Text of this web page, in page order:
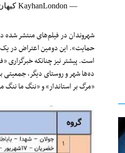
— KayhanLondon کیهان لندن (@KayhanLondon)
شهروندان در فیلم‌های منتشر
حمایت». این دومین اعتراض در
است. پیشتر نیز چنانکه خبرگزاری
«‌مرگ بر استاندار» و «‌ننگ ما